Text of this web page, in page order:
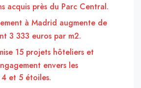
acquis près du Parc Central.
à Madrid augmente de
3 333 euros par m2.
15 projets hôteliers et
envers les
4 et 5 étoiles.